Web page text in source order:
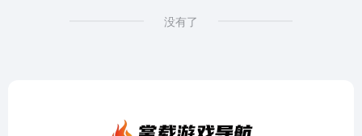
没有了